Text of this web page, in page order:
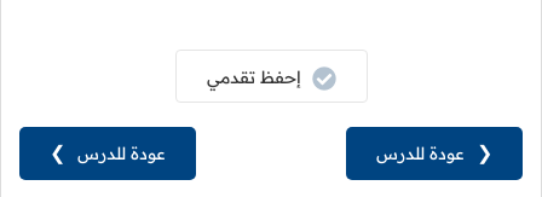
عودة للدرس ❯
إحفظ تقدمي
❮ عودة للدرس